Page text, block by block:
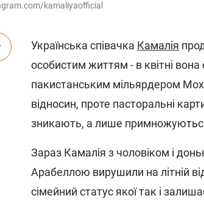
kamaliyaofficial
Українська співачка Камалія
особистим життям - в квітні
пакистанським мільярдером
відносин, проте пасторальні
зникають, а лише
Зараз Камалія з чоловіком і
Арабеллою вирушили на літній
сімейний статус якої так і